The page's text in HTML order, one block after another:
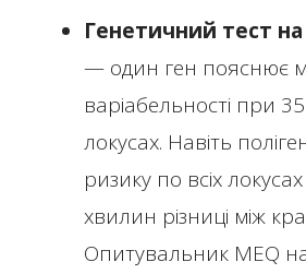
Генетичний тест на
— один ген пояснює
варіабельності при
локусах. Навіть
ризику по всіх
хвилин різниці між
Опитувальник MEQ